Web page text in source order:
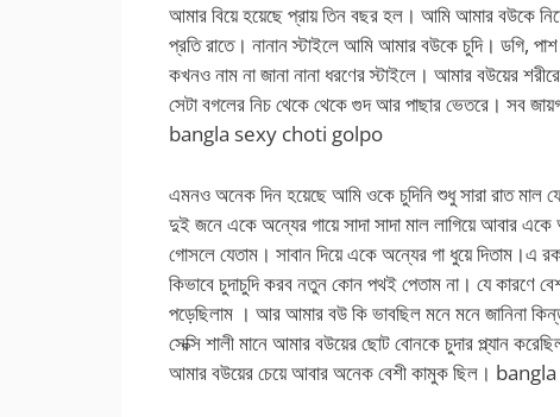
আমার বিয়ে হয়েছে প্রায় তিন বছর হল। আমি আমার বউকে
প্রতি রাতে। নানান স্টাইলে আমি আমার বউকে চুদি। ডগি,
কখনও নাম না জানা নানা ধরণের স্টাইলে। আমার বউয়ের
সেটা বগলের নিচ থেকে থেকে গুদ আর পাছার ভেতরে। সব
bangla sexy choti golpo
এমনও অনেক দিন হয়েছে আমি ওকে চুদিনি শুধু সারা রাত মাল
দুই জনে একে অন্যের গায়ে সাদা সাদা মাল লাগিয়ে আবার
গোসলে যেতাম। সাবান দিয়ে একে অন্যের গা ধুয়ে দিতাম।এ
কিভাবে চুদাচুদি করব নতুন কোন পথই পেতাম না। যে কারণে
পড়েছিলাম । আর আমার বউ কি ভাবছিল মনে মনে জানিনা
সেক্সি শালী মানে আমার বউয়ের ছোট বোনকে চুদার প্ল্যান
আমার বউয়ের চেয়ে আবার অনেক বেশী কামুক ছিল।